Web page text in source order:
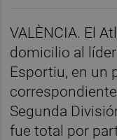
VALÈNCIA. El
domicilio al
Esportiu, en un
Segunda
fue total por